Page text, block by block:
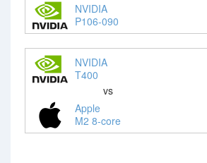
NVIDIA
P106-090
NVIDIA
T400
vs
Apple
M2 8-core